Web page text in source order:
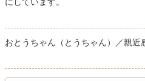
おとうちゃん（とうちゃん）／親近